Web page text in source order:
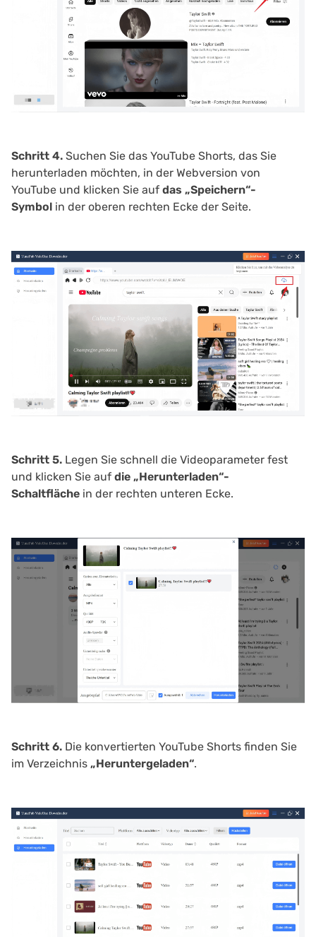
Schritt 4. Suchen Sie das YouTube Shorts, das Sie
herunterladen möchten, in der Webversion von
YouTube und klicken Sie auf das „Speichern“-
Symbol in der oberen rechten Ecke der Seite.
Schritt 5. Legen Sie schnell die Videoparameter fest
und klicken Sie auf die „Herunterladen“-
Schaltfläche in der rechten unteren Ecke.
Schritt 6. Die konvertierten YouTube Shorts finden Sie
im Verzeichnis „Heruntergeladen“.